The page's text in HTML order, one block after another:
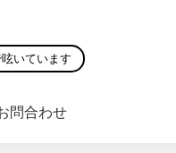
いています
問合わせ